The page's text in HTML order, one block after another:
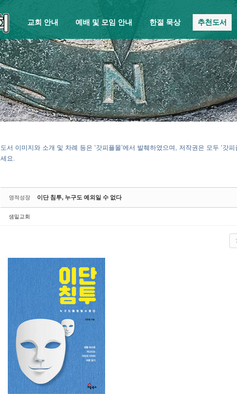
교회 안내 예배 및 모임 안내 한절 묵상 추천도서
도서 이미지와 소개 및 차례 등은 ‘갓피플몰’에서 발췌하였으며, 저작권은 모두 ‘갓
세요.
영적성장 이단 침투, 누구도 예외일 수 없다
샘밑교회